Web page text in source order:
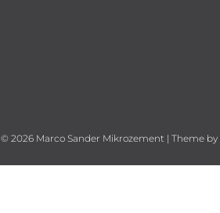
© 2026 Marco Sander Mikrozement | Theme by